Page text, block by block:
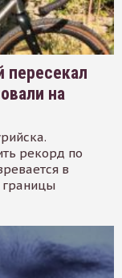
пересекал
на
рекорд по
в
границы